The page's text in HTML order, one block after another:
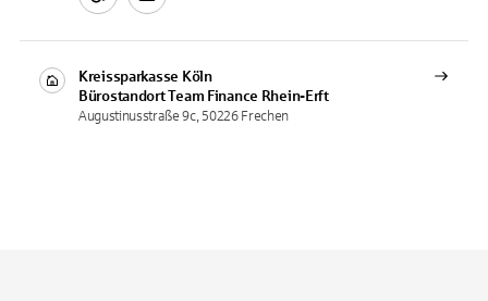
Kreissparkasse Köln
BürostandortTeam Finance Rhein-Erft
Augustinusstraße 9c, 50226 Frechen